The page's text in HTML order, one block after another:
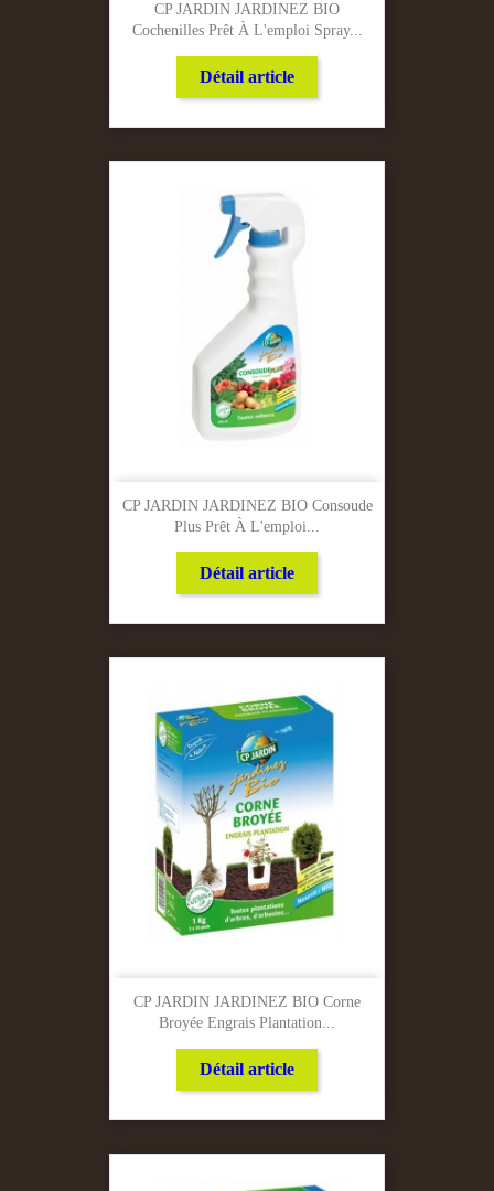
CP JARDIN JARDINEZ BIO
Cochenilles Prêt À L'emploi Spray...
Détail article
CP JARDIN JARDINEZ BIO Consoude
Plus Prêt À L'emploi...
Détail article
CP JARDIN JARDINEZ BIO Corne
Broyée Engrais Plantation...
Détail article